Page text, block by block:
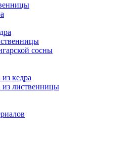
сосны
кедра
из лиственницы